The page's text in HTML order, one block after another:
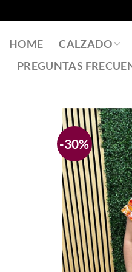
HOME CALZADO
PREGUNTAS
-30%